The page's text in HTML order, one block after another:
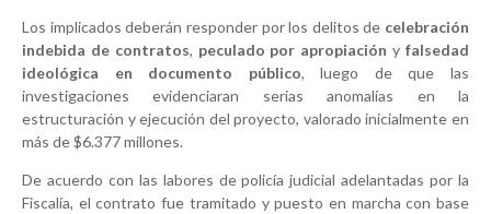
Los implicados deberán responder por los delitos de celebración
indebida de contratos, peculado por apropiación yfalsedad
ideológica en documento público, luego de que las
investigaciones evidenciaran serias anomalías en la
estructuración y ejecución del proyecto, valorado inicialmente en
más de $6.377 millones.
De acuerdo con las labores de policía judicial adelantadas por la
Fiscalía, el contrato fue tramitado y puesto en marcha con base